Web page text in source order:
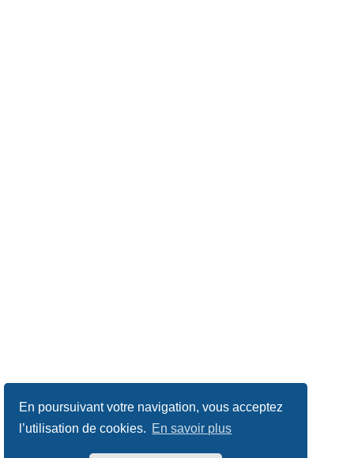
En poursuivant votre navigation, vous acceptez
l’utilisation de cookies. En savoir plus